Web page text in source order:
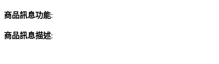
商品訊息功能:
商品訊息描述: